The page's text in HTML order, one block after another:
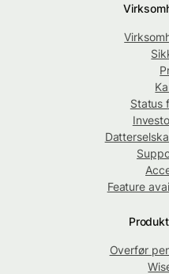
Status
Feature
Overfør